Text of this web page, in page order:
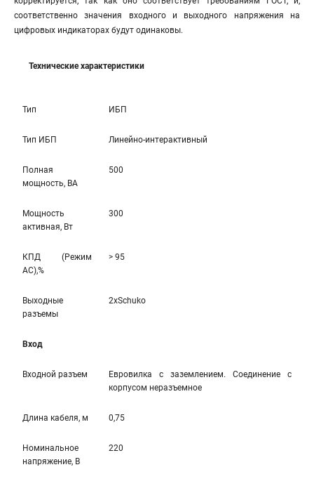
соответственно значения входного и выходного напряжения на
цифровых индикаторах будут одинаковы.
Технические характеристики
Тип ИБП
Тип ИБП Линейно-интерaктивный
Полная
мощность, ВА
500
Мощность
активная, Вт
300
КПД (Режим
AC),%
> 95
Выходные
разъемы
2xSchuko
Вход
Входной разъем
Евровилка с заземлением. Соединение с
корпусом неразъемное
Длина кабеля, м 0,75
Номинальное
напряжение, В
220